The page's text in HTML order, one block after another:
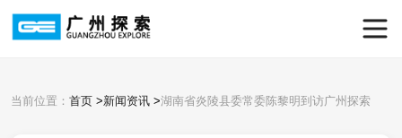
当前位置： 首页 >新闻资讯 >湖南省炎陵县委常委陈黎明到访广州探索